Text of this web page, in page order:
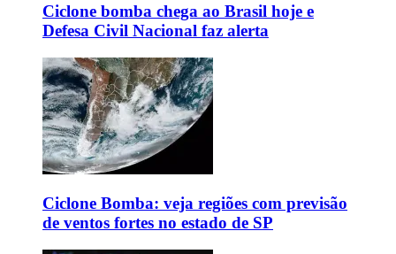
Ciclone bomba chega ao Brasil hoje e
Defesa Civil Nacional faz alerta
Ciclone Bomba: veja regiões com previsão
de ventos fortes no estado de SP